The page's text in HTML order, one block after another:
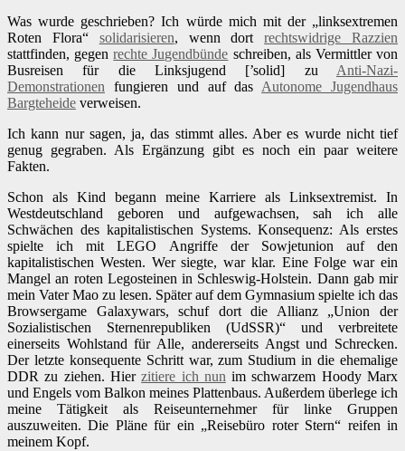
Was wurde geschrieben? Ich würde mich mit der „linksextremen
Roten Flora“ solidarisieren, wenn dortrechtswidrige Razzien
stattfinden, gegenrechte Jugendbünde schreiben, als Vermittler von
Busreisen für die Linksjugend [’solid] zu Anti-Nazi-
Demonstrationen fungieren und auf dasAutonome Jugendhaus
Bargteheide verweisen.
Ich kann nur sagen, ja, das stimmt alles. Aber es wurde nicht tief
genug gegraben. Als Ergänzung gibt es noch ein paar weitere
Fakten.
Schon als Kind begann meine Karriere als Linksextremist. In
Westdeutschland geboren und aufgewachsen, sah ich alle
Schwächen des kapitalistischen Systems. Konsequenz: Als erstes
spielte ich mit LEGO Angriffe der Sowjetunion auf den
kapitalistischen Westen. Wer siegte, war klar. Eine Folge war ein
Mangel an roten Legosteinen in Schleswig-Holstein. Dann gab mir
mein Vater Mao zu lesen. Später auf dem Gymnasium spielte ich das
Browsergame Galaxywars, schuf dort die Allianz „Union der
Sozialistischen Sternenrepubliken (UdSSR)“ und verbreitete
einerseits Wohlstand für Alle, andererseits Angst und Schrecken.
Der letzte konsequente Schritt war, zum Studium in die ehemalige
DDR zu ziehen. Hierzitiere ich nunim schwarzem Hoody Marx
und Engels vom Balkon meines Plattenbaus. Außerdem überlege ich
meine Tätigkeit als Reiseunternehmer für linke Gruppen
auszuweiten. Die Pläne für ein „Reisebüro roter Stern“ reifen in
meinem Kopf.